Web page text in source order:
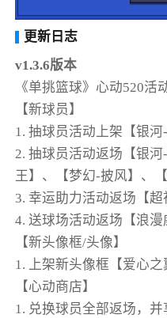
更新日志
v1.3.6版本
《单挑篮球》心动520活
【新球员】
1. 抽球员活动上架【银河-
2. 抽球员活动返场【银
王】、【梦幻-披风】、
3. 幸运助力活动返场【超
4. 送球场活动返场【浪漫
【新头像框/头像】
1. 上架新头像框【爱心之
【心动商店】
1. 兑换球员全部返场，并